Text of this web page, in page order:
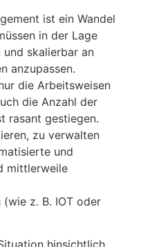
ist ein Wandel
in der Lage
skalierbar an
anzupassen.
die Arbeitsweisen
die Anzahl der
rasant gestiegen.
zu verwalten
und
mittlerweile
z. B. IOT oder